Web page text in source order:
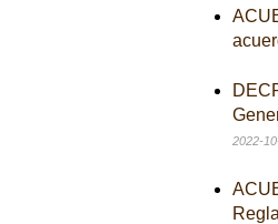
2022-